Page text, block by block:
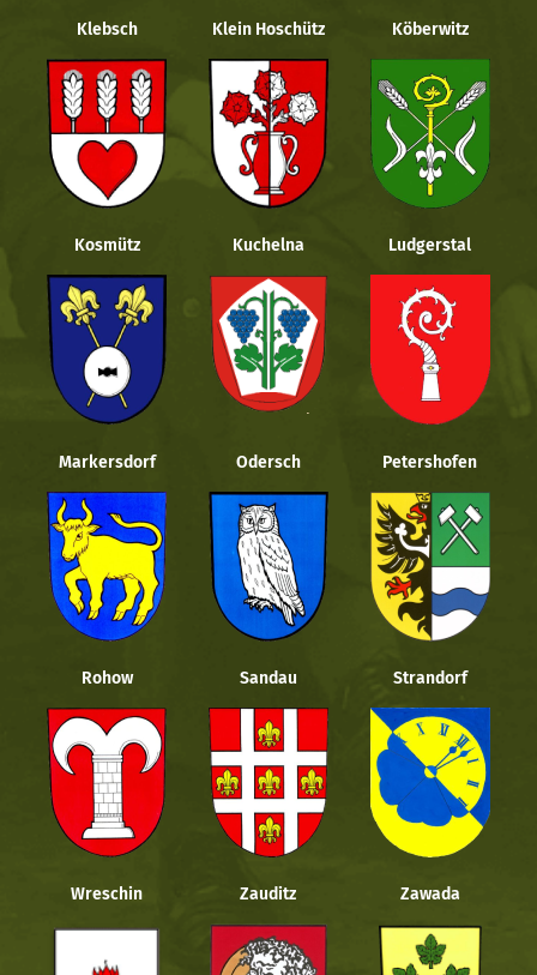
Klebsch Klein Hoschütz Köberwitz
Kosmütz Kuchelna Ludgerstal
Markersdorf Odersch Petershofen
Rohow Sandau Strandorf
Wreschin Zauditz Zawada